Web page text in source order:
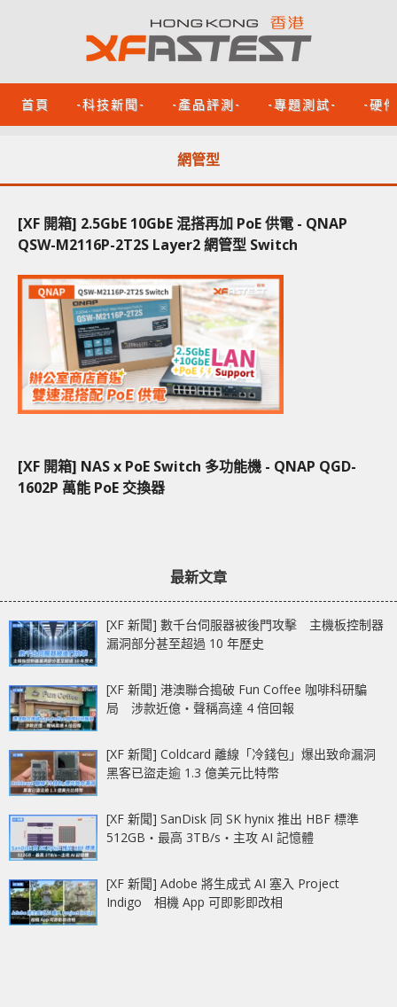
首頁 -科技新聞- -產品評測- -專題測試- -硬
網管型
[XF 開箱] 2.5GbE 10GbE 混搭再加 PoE 供電 - QNAP
QSW-M2116P-2T2S Layer2 網管型 Switch
[XF 開箱] NAS x PoE Switch 多功能機 - QNAP QGD-
1602P 萬能 PoE 交換器
最新文章
[XF 新聞] 數千台伺服器被後門攻擊 主機板控制器
漏洞部分甚至超過 10 年歷史
[XF 新聞] 港澳聯合搗破 Fun Coffee 咖啡科研騙
局 涉款近億‧聲稱高達 4 倍回報
[XF 新聞] Coldcard 離線「冷錢包」爆出致命漏洞
黑客已盜走逾 1.3 億美元比特幣
[XF 新聞] SanDisk 同 SK hynix 推出 HBF 標準
512GB‧最高 3TB/s‧主攻 AI 記憶體
[XF 新聞] Adobe 將生成式 AI 塞入 Project
Indigo 相機 App 可即影即改相